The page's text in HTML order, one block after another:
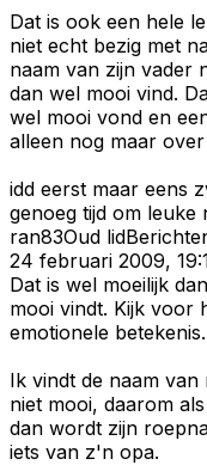
Dat is ook een hele
niet echt bezig met
naam van zijn vader
dan wel mooi vind.
wel mooi vond en
alleen nog maar
idd eerst maar eens
genoeg tijd om leuke
ran83Oud lid
24 februari 2009,
Dat is wel moeilijk
mooi vindt. Kijk voor
emotionele betekenis.
Ik vindt de naam
niet mooi, daarom
dan wordt zijn
iets van z'n opa.